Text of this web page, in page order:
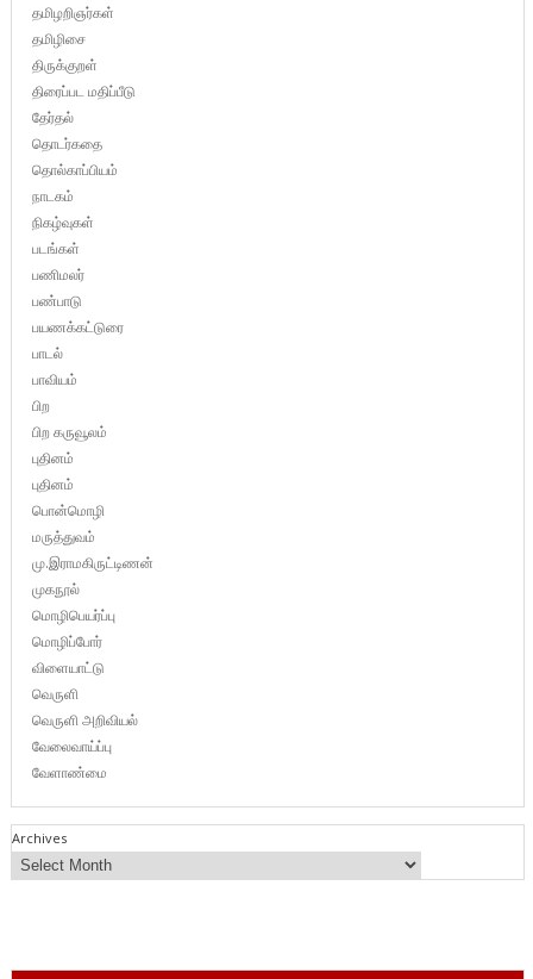
தமிழறிஞர்கள்
தமிழிசை
திருக்குறள்
திரைப்பட மதிப்பீடு
தேர்தல்
தொடர்கதை
தொல்காப்பியம்
நாடகம்
நிகழ்வுகள்
படங்கள்
பணிமலர்
பண்பாடு
பயணக்கட்டுரை
பாடல்
பாவியம்
பிற
பிற கருவூலம்
புதினம்
புதினம்
பொன்மொழி
மருத்துவம்
மு.இராமகிருட்டிணன்
முகநூல்
மொழிபெயர்ப்பு
மொழிப்போர்
விளையாட்டு
வெருளி
வெருளி அறிவியல்
வேலைவாய்ப்பு
வேளாண்மை
Archives